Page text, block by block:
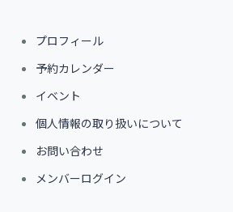
プロフィール
予約カレンダー
イベント
個人情報の取り扱いについて
お問い合わせ
メンバーログイン